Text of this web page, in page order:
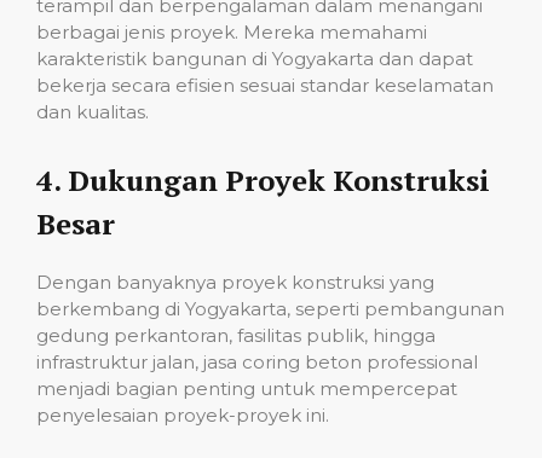
terampil dan berpengalaman dalam menangani
berbagai jenis proyek. Mereka memahami
karakteristik bangunan di Yogyakarta dan dapat
bekerja secara efisien sesuai standar keselamatan
dan kualitas.
4. Dukungan Proyek Konstruksi
Besar
Dengan banyaknya proyek konstruksi yang
berkembang di Yogyakarta, seperti pembangunan
gedung perkantoran, fasilitas publik, hingga
infrastruktur jalan, jasa coring beton professional
menjadi bagian penting untuk mempercepat
penyelesaian proyek-proyek ini.